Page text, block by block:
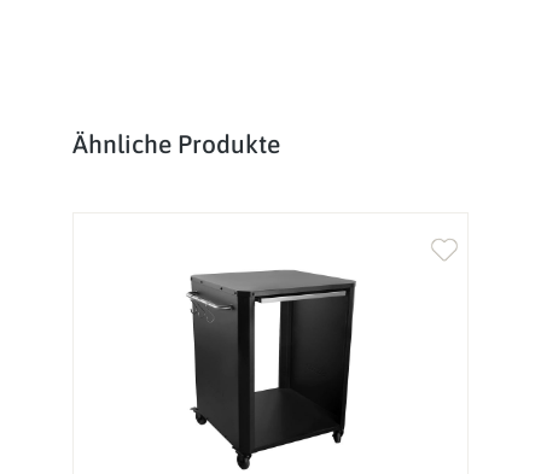
Produktgalerie überspringen
Ähnliche Produkte